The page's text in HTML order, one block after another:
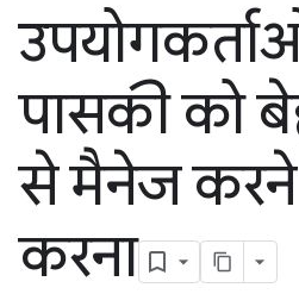
पासकी को
से मैनेज
करना